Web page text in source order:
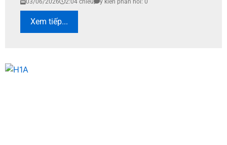
03/06/2026 2:04 chiều ý kiến phản hồi: 0
Xem tiếp...